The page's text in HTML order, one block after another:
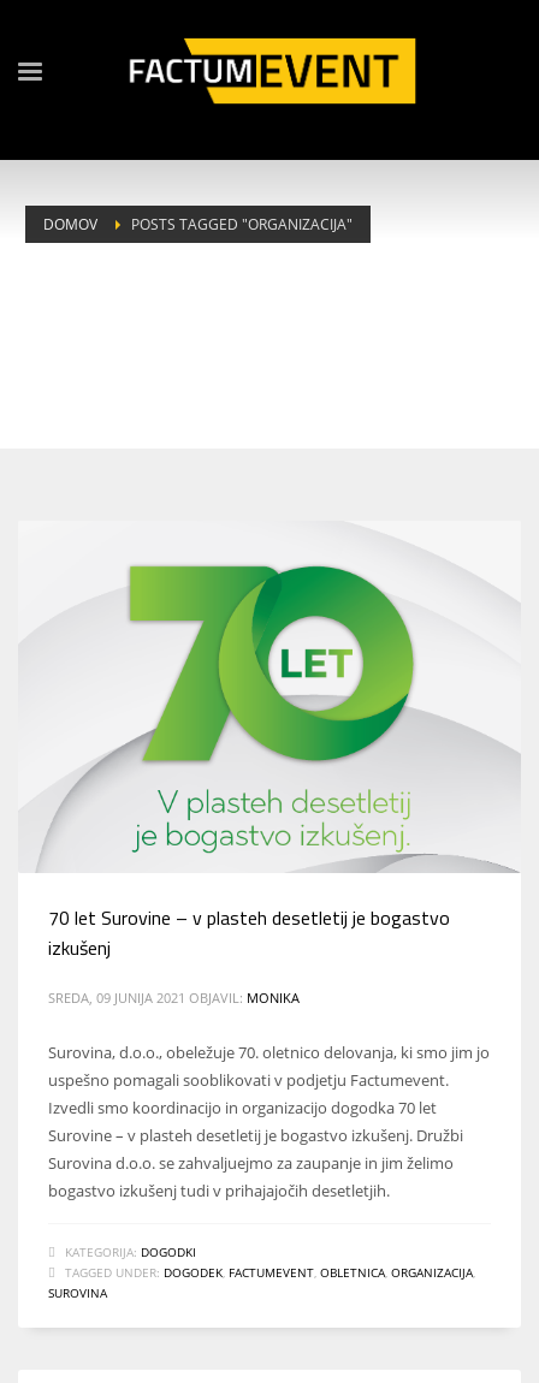
DOMOV POSTS TAGGED "ORGANIZACIJA"
70 let Surovine – v plasteh desetletij je bogastvo
izkušenj
SREDA, 09 JUNIJA 2021 OBJAVIL: MONIKA
Surovina, d.o.o., obeležuje 70. oletnico delovanja, ki smo jim jo
uspešno pomagali sooblikovati v podjetju Factumevent.
Izvedli smo koordinacijo in organizacijo dogodka 70 let
Surovine – v plasteh desetletij je bogastvo izkušenj. Družbi
Surovina d.o.o. se zahvaljuejmo za zaupanje in jim želimo
bogastvo izkušenj tudi v prihajajočih desetletjih.
KATEGORIJA: DOGODKI
TAGGED UNDER: DOGODEK, FACTUMEVENT, OBLETNICA, ORGANIZACIJA,
SUROVINA